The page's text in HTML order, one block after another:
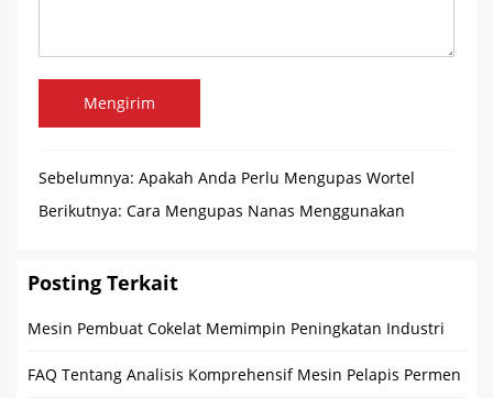
Mengirim
Sebelumnya: Apakah Anda Perlu Mengupas Wortel
dengan Mesin Pengupas Wortel Khusus
Berikutnya: Cara Mengupas Nanas Menggunakan
Posting Terkait
Mesin Pembuat Cokelat Memimpin Peningkatan Industri
FAQ Tentang Analisis Komprehensif Mesin Pelapis Permen